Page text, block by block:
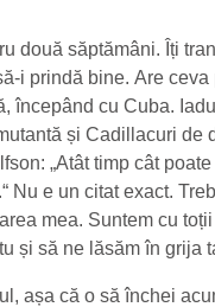
două săptămâni. Îți
i prindă bine. Are
începând cu Cuba.
și Cadillacuri de
„Atât timp cât
Nu e un citat exact.
mea. Suntem cu
și să ne lăsăm în grija
așa că o să închei